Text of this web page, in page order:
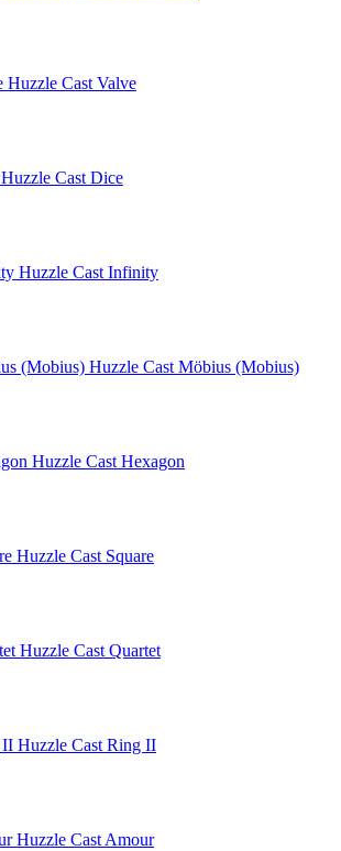
Huzzle Cast Valve
Huzzle Cast Dice
Huzzle Cast Infinity
Huzzle Cast Möbius (Mobius)
Huzzle Cast Hexagon
Huzzle Cast Square
Huzzle Cast Quartet
Huzzle Cast Ring II
Huzzle Cast Amour